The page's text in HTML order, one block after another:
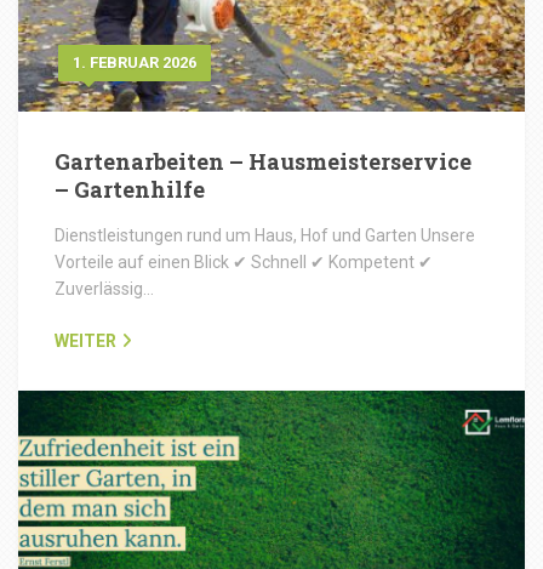
1. FEBRUAR 2026
Gartenarbeiten – Hausmeisterservice
– Gartenhilfe
Dienstleistungen rund um Haus, Hof und Garten Unsere
Vorteile auf einen Blick ✔ Schnell ✔ Kompetent ✔
Zuverlässig…
WEITER